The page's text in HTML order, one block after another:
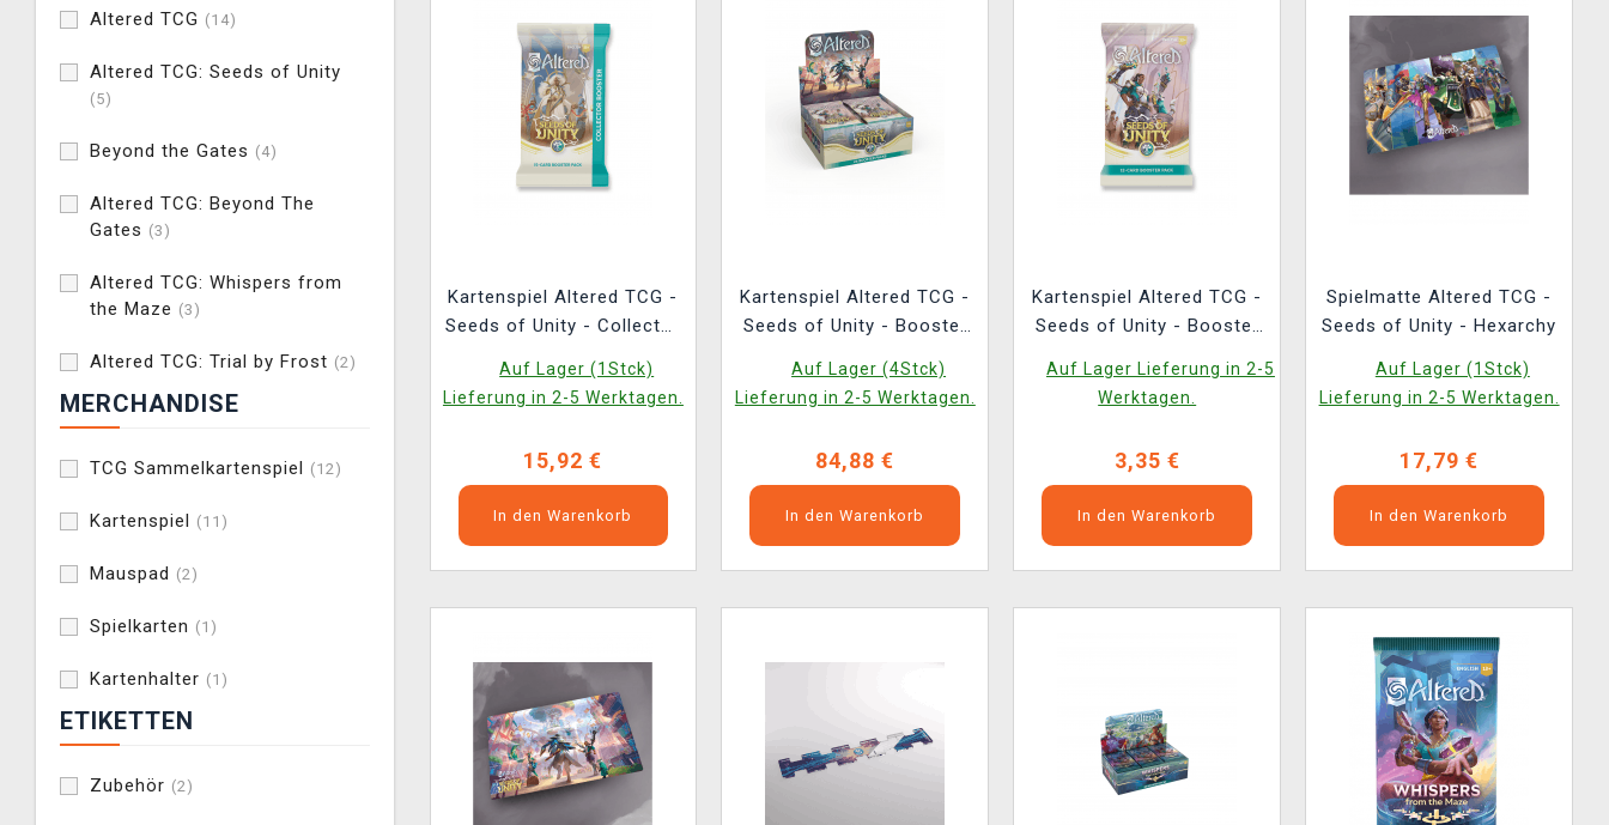
Altered TCG (14)
Altered TCG: Seeds of Unity
(5)
Beyond the Gates (4)
Altered TCG: Beyond The
Gates (3)
Altered TCG: Whispers from
the Maze (3)
Altered TCG: Trial by Frost (2)
MERCHANDISE
TCG Sammelkartenspiel (12)
Kartenspiel (11)
Mauspad (2)
Spielkarten (1)
Kartenhalter (1)
ETIKETTEN
Zubehör (2)
Kartenspiel Altered TCG -
Seeds of Unity - Collector
VERSION)
Auf Lager (1Stck)
Lieferung in 2-5 Werktagen.
15,92 €
In den Warenkorb
Kartenspiel Altered TCG -
Seeds of Unity - Booster
VERSION)
Auf Lager (4Stck)
Lieferung in 2-5 Werktagen.
84,88 €
In den Warenkorb
Kartenspiel Altered TCG -
Seeds of Unity - Booster
Auf Lager Lieferung in 2-5
Werktagen.
3,35 €
In den Warenkorb
Spielmatte Altered TCG -
Seeds of Unity - Hexarchy
Auf Lager (1Stck)
Lieferung in 2-5 Werktagen.
17,79 €
In den Warenkorb